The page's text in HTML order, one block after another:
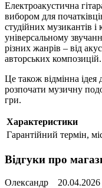
Електроакустична
вибором для
студійних музикантів
універсальному
різних жанрів – від
авторських композицій.
Це також відмінна ідея
розпочати музичну
гри.
Характеристики
Гарантійний термін,
Відгуки про
Олександр
20.04.2026